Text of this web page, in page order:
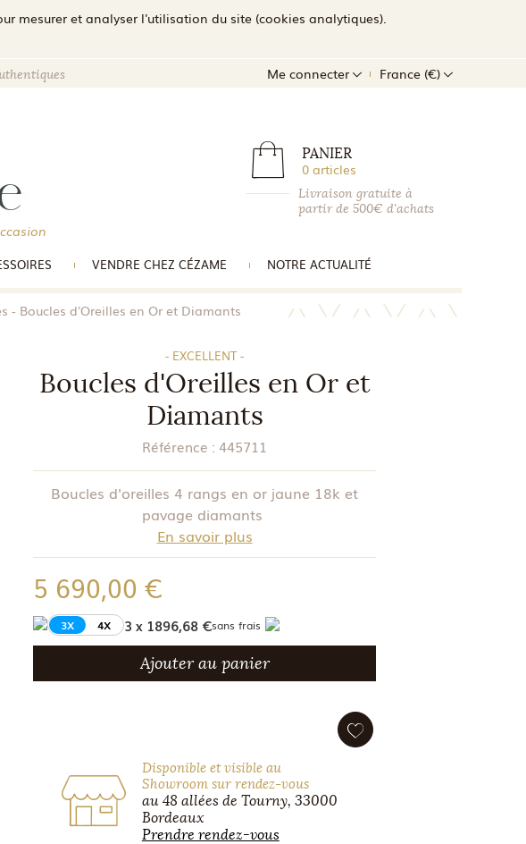
mesurer et analyser l'utilisation du site (cookies analytiques).
Me connecter France (€)
PANIER
0 articles
Livraison gratuite à
partir de 500€ d'achats
VENDRE CHEZ CÉZAME NOTRE ACTUALITÉ
Boucles d'Oreilles en Or et Diamants
- EXCELLENT -
Boucles d'Oreilles en Or et
Diamants
Référence : 445711
Boucles d'oreilles 4 rangs en or jaune 18k et
pavage diamants
En savoir plus
5 690,00 €
3X 4X 3 x 1896,68 €sans frais
Ajouter au panier
Disponible et visible au
Showroom sur rendez-vous
au 48 allées de Tourny, 33000
Bordeaux
Prendre rendez-vous